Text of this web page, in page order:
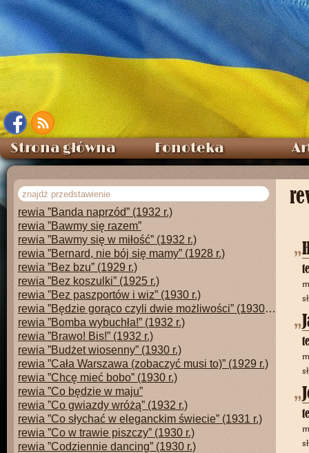
Strona główna Fonoteka
rewia ”¿Quién dijo miedo?”
rewia ”100 procent Bandy” (1932 r.)
rewia ”1000 pięknych dziewcząt” (1929 r.)
rewia ”101 pociech” (1934 r.)
rewia ”A Banda się śmieje” (1931 r.)
rewia ”A może do nas?” (1931 r.)
rewia ”A może przyjdziesz dzisiaj do mnie!”
rewia ”A więc zaczynamy”
rewia ”Aaa...! Proszę siadać!!!” (1927 r.)
rewia ”Akademia humoru” (1933 r.)
rewia ”Ale humorek jest” (1931 r.)
rewia ”Arka Noego” (1926 r.)
rewia ”Auf ins Metropol!” (1905 r.)
rewia ”Babie lato”
rewia ”Banda naprzód” (1932 r.)
rewia ”Bawmy się razem”
rewia ”Bawmy się w miłość” (1932 r.)
rewia ”Bernard, nie bój się mamy” (1928 r.)
rewia ”Bez bzu” (1929 r.)
rewia ”Bez koszulki” (1925 r.)
rewia ”Bez paszportów i wiz” (1930 r.)
rewia ”Będzie gorąco czyli dwie możliwości” (1930 r.)
rewia ”Bomba wybuchła!” (1932 r.)
rewia ”Brawo! Bis!” (1932 r.)
rewia ”Budżet wiosenny” (1930 r.)
rewia ”Cała Warszawa (zobaczyć musi to)” (1929 r.)
rewia ”Chcę mieć bobo” (1930 r.)
rewia ”Co będzie w maju”
rewia ”Co gwiazdy wróżą” (1932 r.)
rewia ”Co słychać w eleganckim świecie” (1931 r.)
rewia ”Co w trawie piszczy” (1930 r.)
rewia ”Codziennie dancing” (1930 r.)